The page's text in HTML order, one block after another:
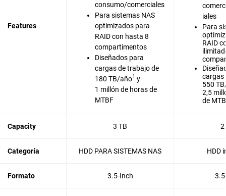
Features
consumo/comerciales
Para sistemas NAS
optimizados para
RAID con hasta 8
compartimentos
Diseñados para
cargas de trabajo de
180 TB/año1 y
1 millón de horas de
MTBF
iales
Para
RAID
cargas
550
2,5
de
Capacity 3 TB 2
Categoría HDD PARA SISTEMAS NAS HDD
Formato 3.5-Inch